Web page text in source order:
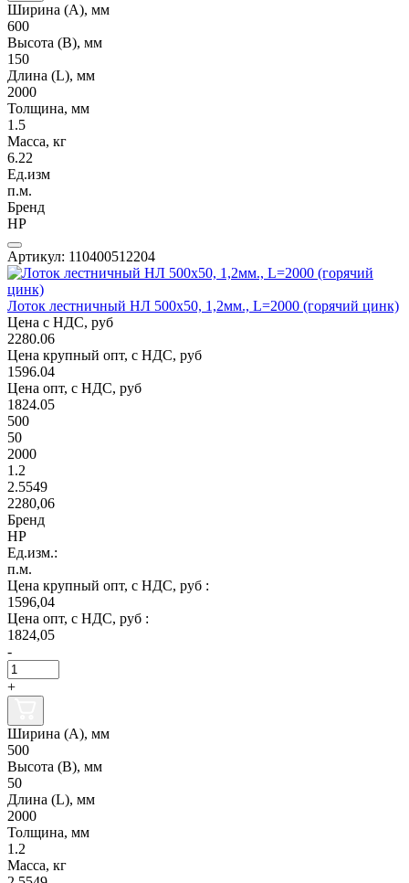
Ширина (А), мм
600
Высота (В), мм
150
Длина (L), мм
2000
Толщина, мм
1.5
Масса, кг
6.22
Ед.изм
п.м.
Бренд
НР
Артикул: 110400512204
Лоток лестничный НЛ 500х50, 1,2мм., L=2000 (горячий цинк)
Цена с НДС, руб
2280.06
Цена крупный опт, с НДС, руб
1596.04
Цена опт, с НДС, руб
1824.05
500
50
2000
1.2
2.5549
2280,06
Бренд
НР
Ед.изм.:
п.м.
Цена крупный опт, с НДС, руб :
1596,04
Цена опт, с НДС, руб :
1824,05
-
+
Ширина (А), мм
500
Высота (В), мм
50
Длина (L), мм
2000
Толщина, мм
1.2
Масса, кг